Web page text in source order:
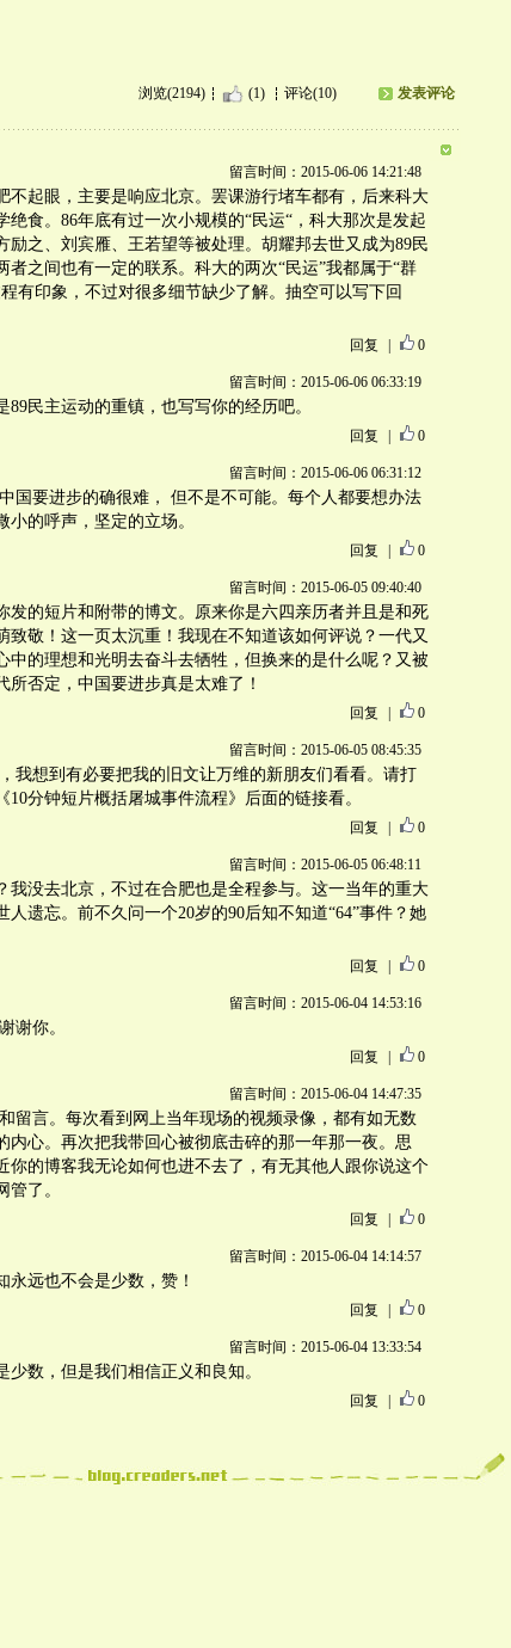
浏览(2194) (1) 评论(10) 发表评论
留言时间：2015-06-06 14:21:48
不起眼，主要是响应北京。罢课游行堵车都有，后来科大
绝食。86年底有过一次小规模的“民运“，科大那次是发起
励之、刘宾雁、王若望等被处理。胡耀邦去世又成为89民
者之间也有一定的联系。科大的两次“民运”我都属于“群
有印象，不过对很多细节缺少了解。抽空可以写下回
回复 0
留言时间：2015-06-06 06:33:19
89民主运动的重镇，也写写你的经历吧。
回复 0
留言时间：2015-06-06 06:31:12
国要进步的确很难， 但不是不可能。每个人都要想办法
小的呼声，坚定的立场。
回复 0
留言时间：2015-06-05 09:40:40
发的短片和附带的博文。原来你是六四亲历者并且是和死
致敬！这一页太沉重！我现在不知道该如何评说？一代又
中的理想和光明去奋斗去牺牲，但换来的是什么呢？又被
所否定，中国要进步真是太难了！
回复 0
留言时间：2015-06-05 08:45:35
我想到有必要把我的旧文让万维的新朋友们看看。请打
10分钟短片概括屠城事件流程》后面的链接看。
回复 0
留言时间：2015-06-05 06:48:11
我没去北京，不过在合肥也是全程参与。这一当年的重大
人遗忘。前不久问一个20岁的90后知不知道“64”事件？她
回复 0
留言时间：2015-06-04 14:53:16
谢你。
回复 0
留言时间：2015-06-04 14:47:35
留言。每次看到网上当年现场的视频录像，都有如无数
内心。再次把我带回心被彻底击碎的那一年那一夜。思
你的博客我无论如何也进不去了，有无其他人跟你说这个
管了。
回复 0
留言时间：2015-06-04 14:14:57
永远也不会是少数，赞！
回复 0
留言时间：2015-06-04 13:33:54
少数，但是我们相信正义和良知。
回复 0